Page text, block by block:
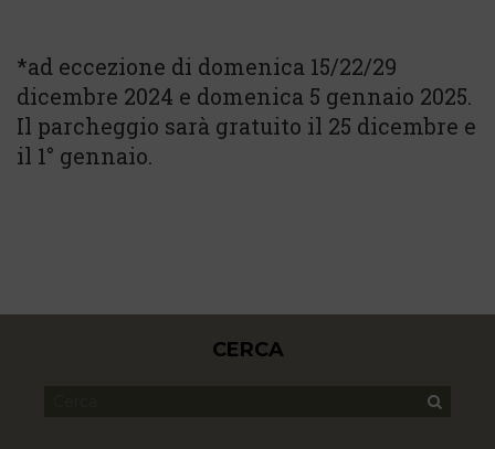
*ad eccezione di domenica 15/22/29
dicembre 2024 e domenica 5 gennaio 2025.
Il parcheggio sarà gratuito il 25 dicembre e
il 1° gennaio.
CERCA